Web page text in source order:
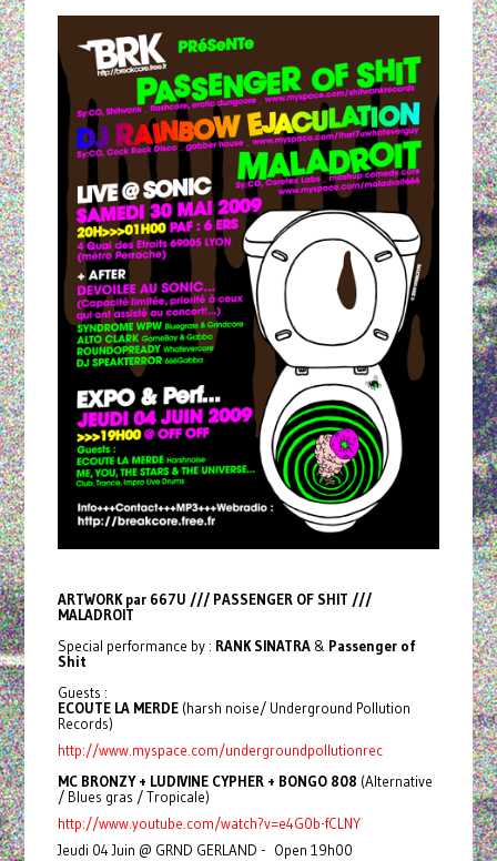
ARTWORK par 667U /// PASSENGER OF SHIT ///
MALADROIT
Special performance by : RANK SINATRA& Passenger of
Shit
Guests :
ECOUTE LA MERDE(harsh noise/ Underground Pollution
Records)
http://www.myspace.com/undergroundpollutionrec
MC BRONZY + LUDIVINE CYPHER + BONGO 808 (Alternative
/ Blues gras / Tropicale)
http://www.youtube.com/watch?v=e4G0b-fCLNY
Jeudi 04 Juin @ GRND GERLAND - Open 19h00